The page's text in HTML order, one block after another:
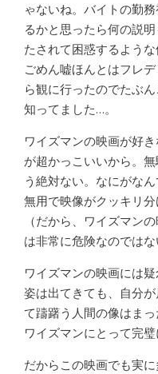
ゃないね。バイトの勤
るかと思ったら何の説
たされて困惑するような
ごめん嘘ほんとはフレ
ら観に行ったのでたぶ
知ってました…。
ワイズマンの映画が好
が超かっこいいから。
う絶対ない。なにがな
無用で映像がクッキリ
（だから、ワイズマン
は非常に危険なのではな
ワイズマンの映画には
姿は出てきても、自分
て躊躇う人間の像はま
ワイズマンにとって完璧
だからこの映画でも実